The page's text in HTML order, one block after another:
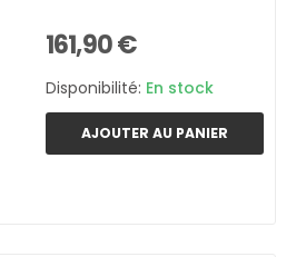
161,90 €
Disponibilité: En stock
AJOUTER AU PANIER